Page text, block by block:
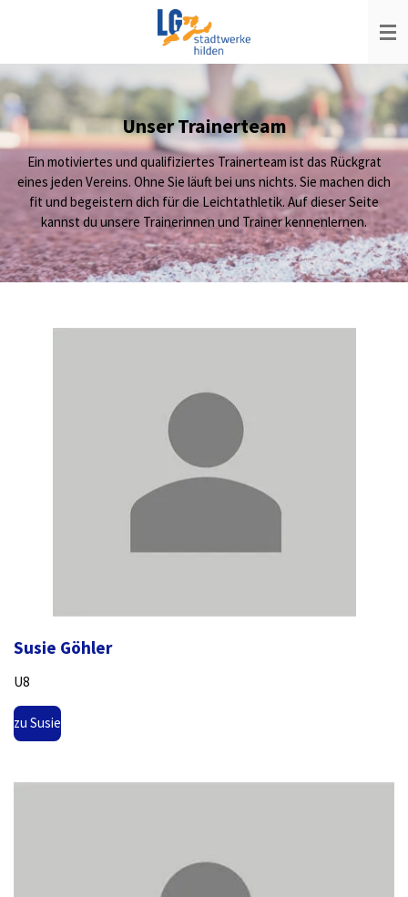
Unser Trainerteam
Ein motiviertes und qualifiziertes Trainerteam ist das Rückgrat
eines jeden Vereins. Ohne Sie läuft bei uns nichts. Sie machen dich
fit und begeistern dich für die Leichtathletik. Auf dieser Seite
kannst du unsere Trainerinnen und Trainer kennenlernen.
Susie Göhler
U8
zu Susie